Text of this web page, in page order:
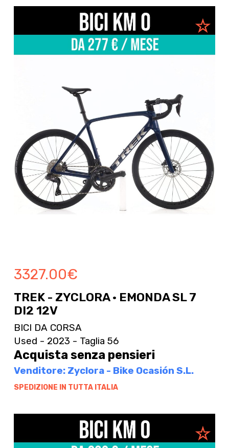
3327.00€
TREK - ZYCLORA · EMONDA SL 7
DI2 12V
BICI DA CORSA
Used - 2023 - Taglia 56
Acquista senza pensieri
Venditore: Zyclora - Bike Ocasión S.L.
SPEDIZIONE IN TUTTA ITALIA